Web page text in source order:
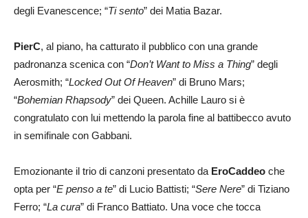
degli Evanescence; “Ti sento” dei Matia Bazar.
PierC, al piano, ha catturato il pubblico con una grande
padronanza scenica con “Don’t Want to Miss a Thing” degli
Aerosmith; “Locked Out Of Heaven” di Bruno Mars;
“Bohemian Rhapsody” dei Queen. Achille Lauro si è
congratulato con lui mettendo la parola fine al battibecco avuto
in semifinale con Gabbani.
Emozionante il trio di canzoni presentato da EroCaddeo che
opta per “E penso a te” di Lucio Battisti; “Sere Nere” di Tiziano
Ferro; “La cura” di Franco Battiato. Una voce che tocca